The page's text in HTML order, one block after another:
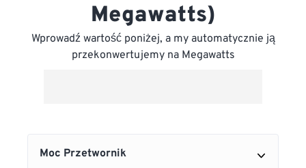
Megawatts)
Wprowadź wartość poniżej, a my automatycznie ją
przekonwertujemy na Megawatts